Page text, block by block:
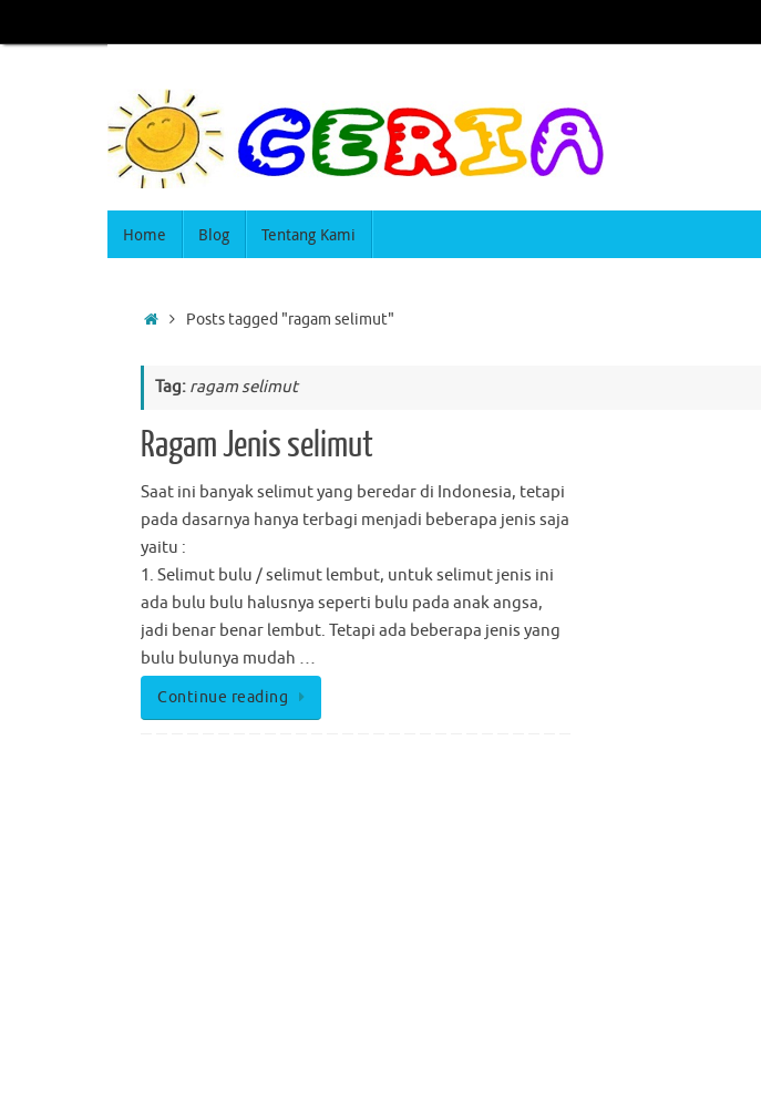
Home Blog Tentang Kami
Posts tagged "ragam selimut"
Tag: ragam selimut
Ragam Jenis selimut
Saat ini banyak selimut yang beredar di Indonesia, tetapi
pada dasarnya hanya terbagi menjadi beberapa jenis saja
yaitu :
1. Selimut bulu / selimut lembut, untuk selimut jenis ini
ada bulu bulu halusnya seperti bulu pada anak angsa,
jadi benar benar lembut. Tetapi ada beberapa jenis yang
bulu bulunya mudah …
Continue reading